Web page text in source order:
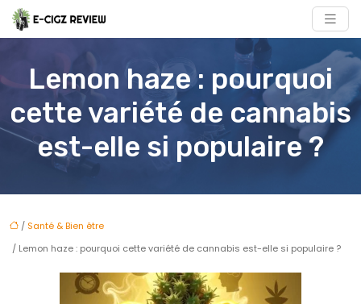
Lemon haze : pourquoi
cette variété de cannabis
est-elle si populaire ?
/ Santé & Bien être
/ Lemon haze : pourquoi cette variété de cannabis est-elle si populaire ?